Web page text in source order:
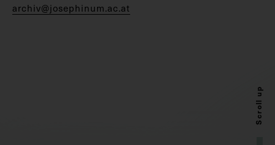
archiv@josephinum.ac.at
Scroll up